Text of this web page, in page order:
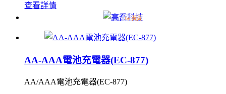
查看詳情
AA-AAA電池充電器(EC-877)
AA/AAA電池充電器(EC-877)